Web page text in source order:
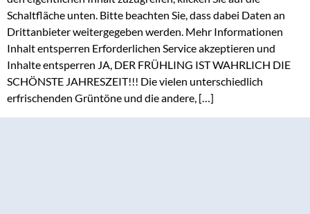
Schaltfläche unten. Bitte beachten Sie, dass dabei Daten an
Drittanbieter weitergegeben werden. Mehr Informationen
Inhalt entsperren Erforderlichen Service akzeptieren und
Inhalte entsperren JA, DER FRÜHLING IST WAHRLICH DIE
SCHÖNSTE JAHRESZEIT!!! Die vielen unterschiedlich
erfrischenden Grüntöne und die andere, […]